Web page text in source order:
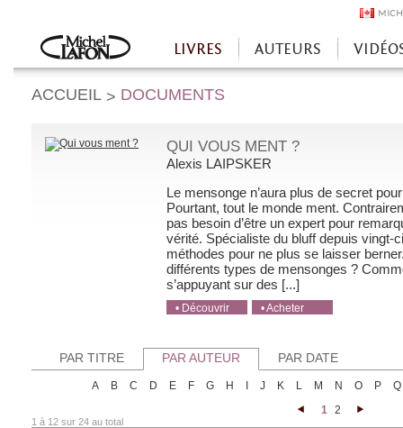
Accueil
LIVRES AUTEURS
ACCUEIL > DOCUMENTS
QUI VOUS MENT ?
Alexis LAIPSKER
Le mensonge n’aura plus de secret
Pourtant, tout le monde ment.
pas besoin d’être un expert pour
vérité. Spécialiste du bluff depuis
méthodes pour ne plus se laisser
différents types de mensonges ?
s’appuyant sur des [...]
• Découvrir
• Acheter
• Acheter
PAR TITRE PAR AUTEUR PAR DATE
A B C D E F G H J K L M N O P Q
1 2
1 à 12 sur 24 au total